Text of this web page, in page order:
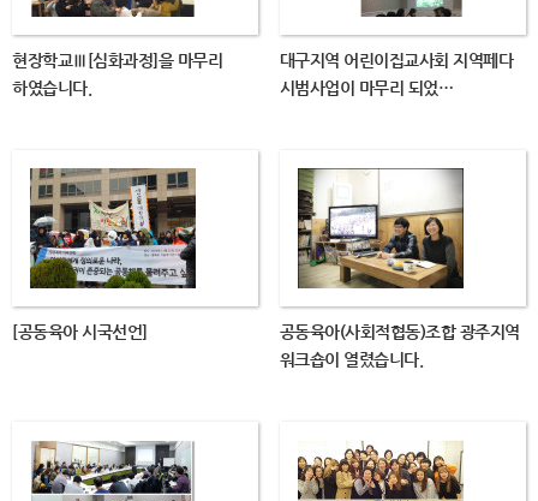
하위메뉴
나도 한마디
현장학교Ⅲ[심화과정]을 마무리
하였습니다.
대구지역 어린이집교사회 지역페다
시범사업이 마무리 되었…
[공동육아 시국선언]
공동육아(사회적협동)조합 광주지역
워크숍이 열렸습니다.